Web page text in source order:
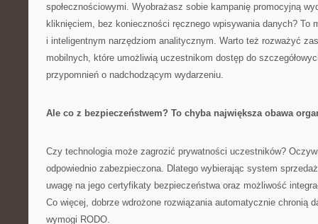
społecznościowymi. Wyobrażasz sobie kampanię promocyjną
kliknięciem, bez konieczności ręcznego wpisywania danych? To
i inteligentnym narzędziom analitycznym. Warto też rozważyć
mobilnych, które umożliwią uczestnikom dostęp do
przypomnień o nadchodzącym wydarzeniu.
Ale co z bezpieczeństwem? To chyba największa obawa
Czy technologia może zagrozić prywatności uczestników?
odpowiednio zabezpieczona. Dlatego wybierając system
uwagę na jego certyfikaty bezpieczeństwa oraz możliwość
Co więcej, dobrze wdrożone rozwiązania automatycznie chronią
wymogi RODO.